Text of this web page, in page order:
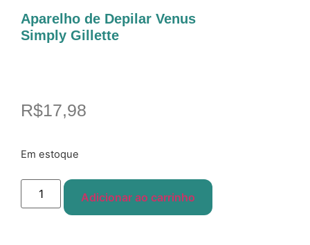
Aparelho de Depilar Venus
Simply Gillette
R$17,98
Em estoque
Adicionar ao carrinho